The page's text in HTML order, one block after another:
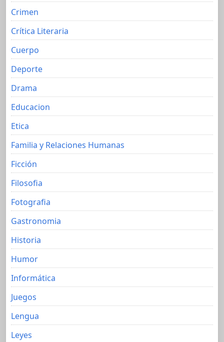
Crimen
Crítica Literaria
Cuerpo
Deporte
Drama
Educacion
Etica
Familia y Relaciones Humanas
Ficción
Filosofia
Fotografia
Gastronomia
Historia
Humor
Informática
Juegos
Lengua
Leyes